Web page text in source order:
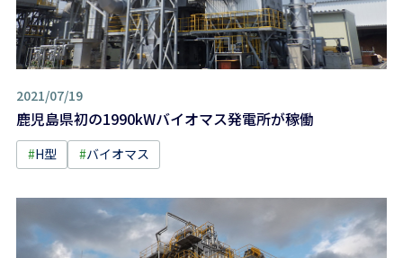
2021/07/19
鹿児島県初の1990kWバイオマス発電所が稼働
#H型 #バイオマス